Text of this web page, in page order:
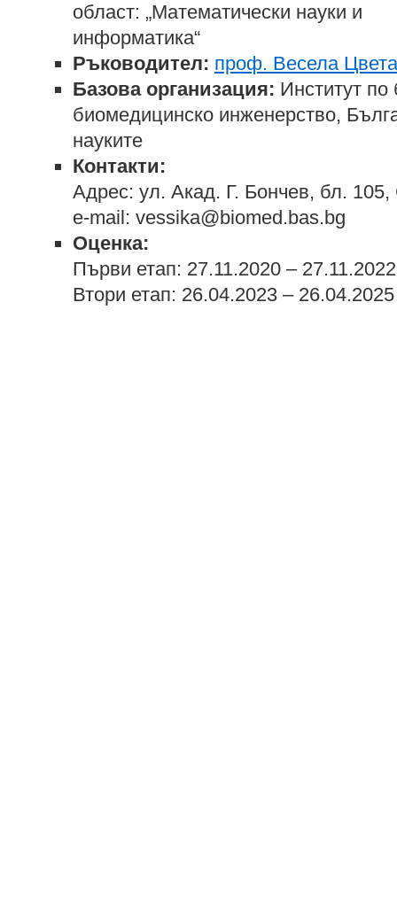
област: „Математически науки и
информатика“
Ръководител: проф. Весела
Базова организация: Институт
биомедицинско инженерство,
науките
Контакти:
Адрес: ул. Акад. Г. Бончев, бл.
e-mail: vessika@biomed.bas.bg
Оценка:
Първи етап: 27.11.2020 –
Втори етап: 26.04.2023 – 26.04.2025